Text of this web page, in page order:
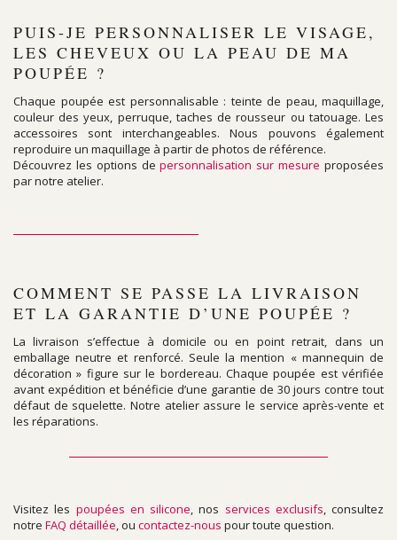
PUIS-JE PERSONNALISER LE VISAGE,
LES CHEVEUX OU LA PEAU DE MA
POUPÉE ?
Chaque poupée est personnalisable : teinte de peau, maquillage,
couleur des yeux, perruque, taches de rousseur ou tatouage. Les
accessoires sont interchangeables. Nous pouvons également
reproduire un maquillage à partir de photos de référence.
Découvrez les options depersonnalisation sur mesure proposées
par notre atelier.
COMMENT SE PASSE LA LIVRAISON
ET LA GARANTIE D’UNE POUPÉE ?
La livraison s’effectue à domicile ou en point retrait, dans un
emballage neutre et renforcé. Seule la mention « mannequin de
décoration » figure sur le bordereau. Chaque poupée est vérifiée
avant expédition et bénéficie d’une garantie de 30 jours contre tout
défaut de squelette. Notre atelier assure le service après-vente et
les réparations.
Visitez les poupées en silicone, nos services exclusifs, consultez
notre FAQ détaillée, ou contactez-nous pour toute question.